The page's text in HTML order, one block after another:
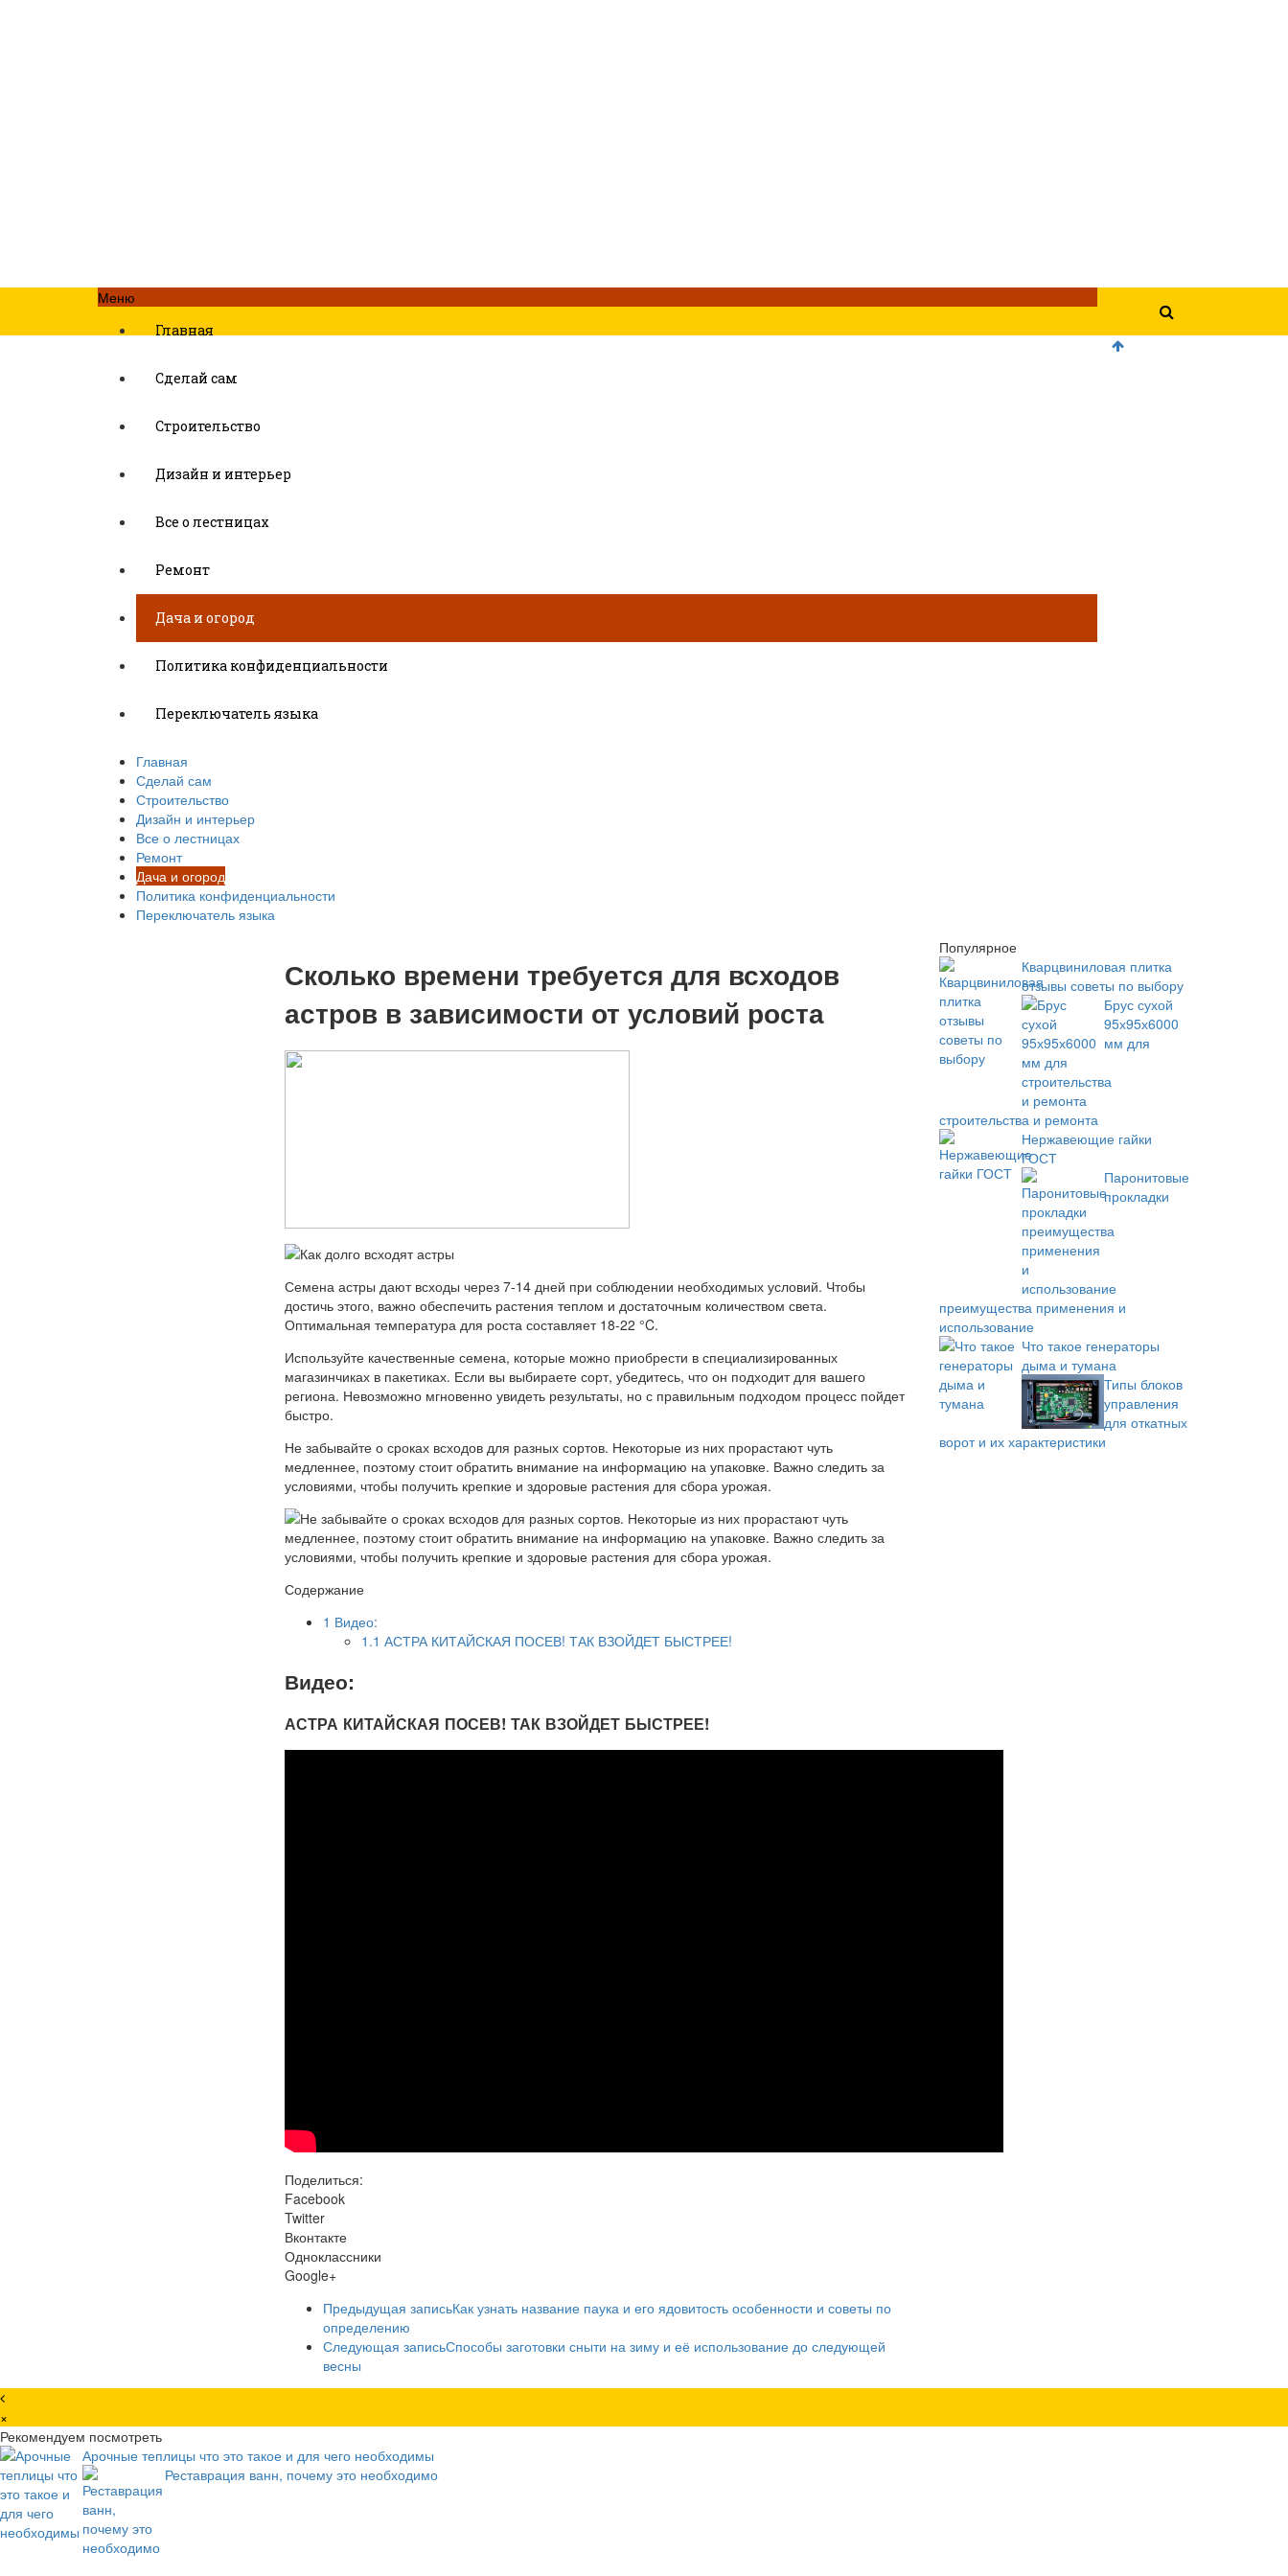
Меню
Главная
Сделай сам
Строительство
Дизайн и интерьер
Все о лестницах
Ремонт
Дача и огород
Политика конфиденциальности
Переключатель языка
Главная
Сделай сам
Строительство
Дизайн и интерьер
Все о лестницах
Ремонт
Дача и огород
Политика конфиденциальности
Переключатель языка
Сколько времени требуется для всходов
астров в зависимости от условий роста
Семена астры дают всходы через 7-14 дней при соблюдении необходимых условий. Чтобы
достичь этого, важно обеспечить растения теплом и достаточным количеством света.
Оптимальная температура для роста составляет 18-22 °C.
Используйте качественные семена, которые можно приобрести в специализированных
магазинчиках в пакетиках. Если вы выбираете сорт, убедитесь, что он подходит для вашего
региона. Невозможно мгновенно увидеть результаты, но с правильным подходом процесс пойдет
быстро.
Не забывайте о сроках всходов для разных сортов. Некоторые из них прорастают чуть
медленнее, поэтому стоит обратить внимание на информацию на упаковке. Важно следить за
условиями, чтобы получить крепкие и здоровые растения для сбора урожая.
Содержание
1 Видео:
1.1 АСТРА КИТАЙСКАЯ ПОСЕВ! ТАК ВЗОЙДЕТ БЫСТРЕЕ!
Видео:
АСТРА КИТАЙСКАЯ ПОСЕВ! ТАК ВЗОЙДЕТ БЫСТРЕЕ!
Поделиться:
Facebook
Twitter
Вконтакте
Одноклассники
Google+
Предыдущая записьКак узнать название паука и его ядовитость особенности и советы по
определению
Следующая записьСпособы заготовки сныти на зиму и её использование до следующей
весны
Популярное
Кварцвиниловая плитка
отзывы советы по выбору
Брус сухой
95х95х6000
мм для
строительства и ремонта
Нержавеющие гайки
ГОСТ
Паронитовые
прокладки
преимущества применения и
использование
Что такое генераторы
дыма и тумана
Типы блоков
управления
для откатных
ворот и их характеристики
×
Рекомендуем посмотреть
Арочные теплицы что это такое и для чего необходимы
Реставрация ванн, почему это необходимо